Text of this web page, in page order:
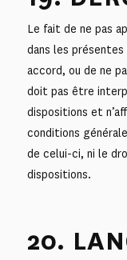
Le fait de ne pas
dans les
accord, ou de ne
doit pas être
dispositions et
conditions
de celui-ci, ni le
dispositions.
20.